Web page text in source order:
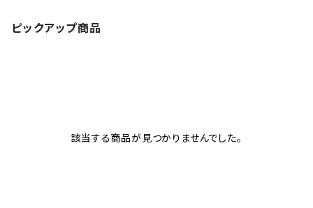
ピックアップ商品
該当する商品が見つかりませんでした。